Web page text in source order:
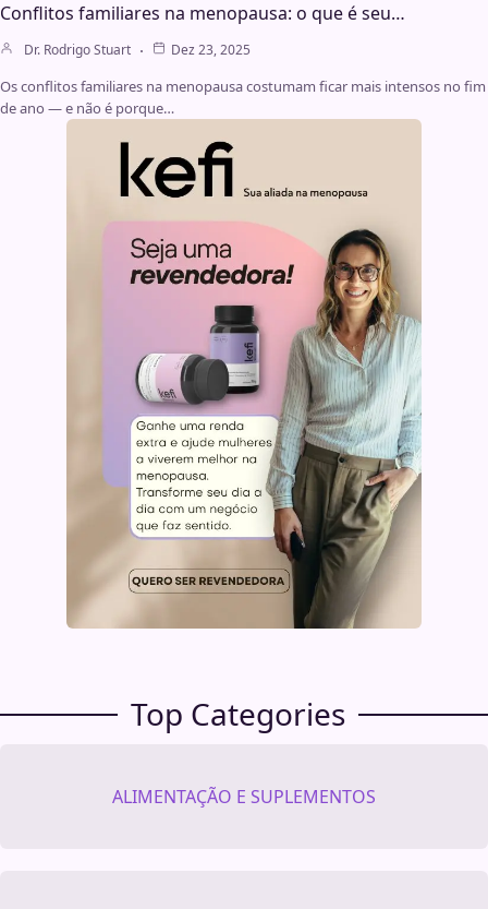
Conflitos familiares na menopausa: o que é seu…
Dr. Rodrigo Stuart Dez 23, 2025
Os conflitos familiares na menopausa costumam ficar mais intensos no fim
de ano — e não é porque…
Top Categories
ALIMENTAÇÃO E SUPLEMENTOS